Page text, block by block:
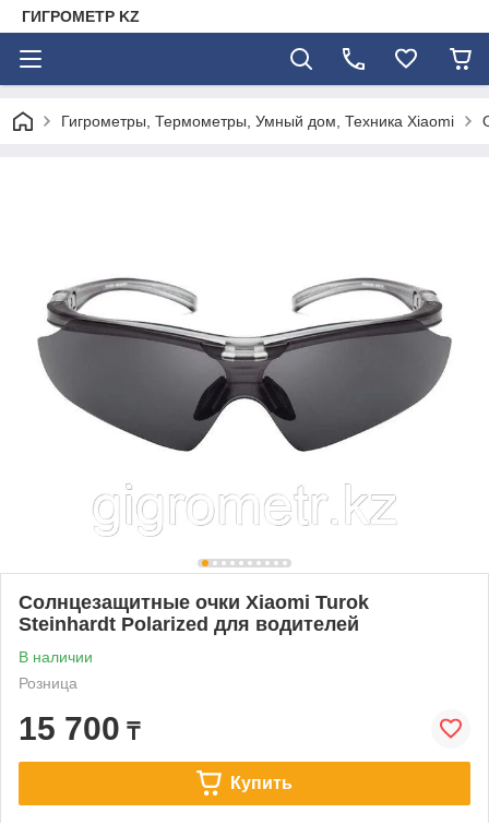
ГИГРОМЕТР KZ
Гигрометры, Термометры, Умный дом, Техника Xiaomi
Солнцезащитные очки Xiaomi Turok
Steinhardt Polarized для водителей
В наличии
Розница
15 700 ₸
Купить